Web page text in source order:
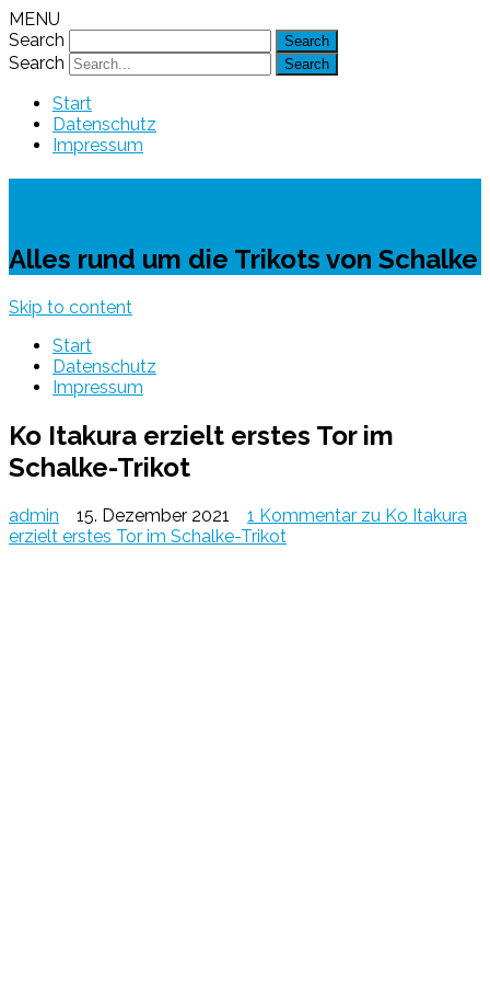
MENU
Search
Search
Start
Datenschutz
Impressum
Alles rund um die Trikots von Schalke
Skip to content
Start
Datenschutz
Impressum
Ko Itakura erzielt erstes Tor im
Schalke-Trikot
admin 15. Dezember 2021 1 Kommentar zu Ko Itakura
erzielt erstes Tor im Schalke-Trikot